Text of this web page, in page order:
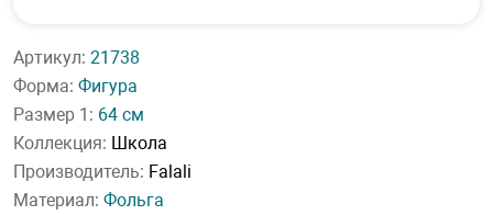
Артикул: 21738
Форма: Фигура
Размер 1: 64 см
Коллекция: Школа
Производитель: Falali
Материал: Фольга